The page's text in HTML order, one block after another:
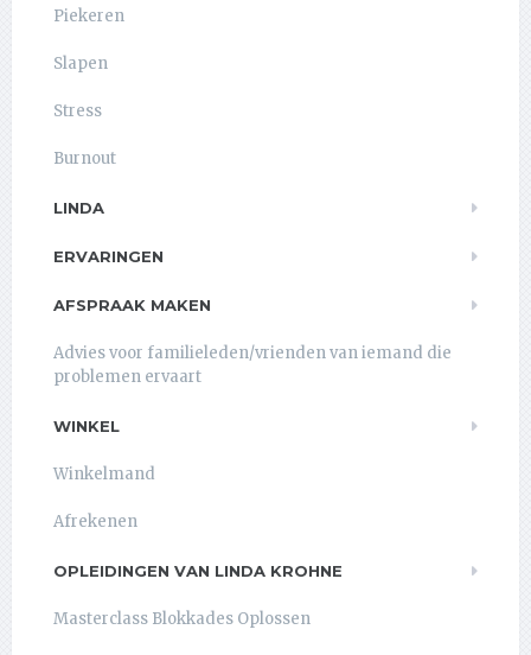
Piekeren
Slapen
Stress
Burnout
LINDA
ERVARINGEN
AFSPRAAK MAKEN
Advies voor familieleden/vrienden van iemand die
problemen ervaart
WINKEL
Winkelmand
Afrekenen
OPLEIDINGEN VAN LINDA KROHNE
Masterclass Blokkades Oplossen